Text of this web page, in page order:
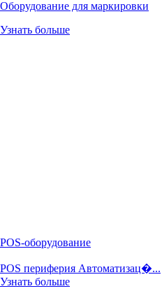
Оборудование для маркировки
Узнать больше
POS-оборудование
POS периферия Автоматизац�...
Узнать больше